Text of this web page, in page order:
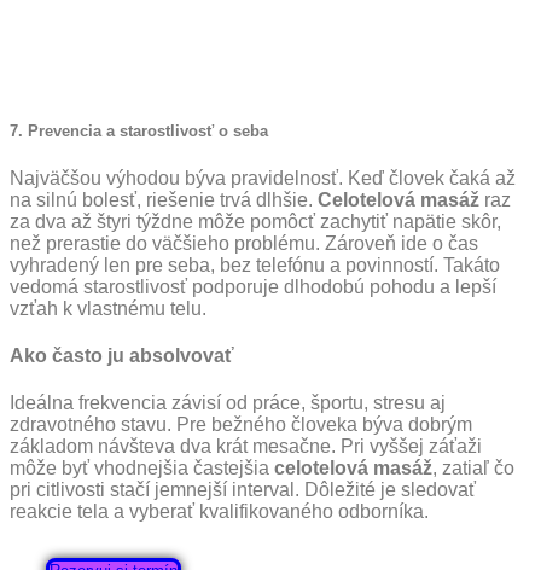
7. Prevencia a starostlivosť o seba
Najväčšou výhodou býva pravidelnosť. Keď človek čaká až
na silnú bolesť, riešenie trvá dlhšie. Celotelová masáž raz
za dva až štyri týždne môže pomôcť zachytiť napätie skôr,
než prerastie do väčšieho problému. Zároveň ide o čas
vyhradený len pre seba, bez telefónu a povinností. Takáto
vedomá starostlivosť podporuje dlhodobú pohodu a lepší
vzťah k vlastnému telu.
Ako často ju absolvovať
Ideálna frekvencia závisí od práce, športu, stresu aj
zdravotného stavu. Pre bežného človeka býva dobrým
základom návšteva dva krát mesačne. Pri vyššej záťaži
môže byť vhodnejšia častejšia celotelová masáž, zatiaľ čo
pri citlivosti stačí jemnejší interval. Dôležité je sledovať
reakcie tela a vyberať kvalifikovaného odborníka.